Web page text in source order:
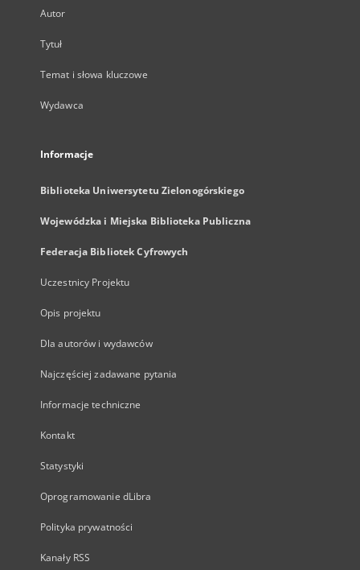
Autor
Tytuł
Temat i słowa kluczowe
Wydawca
Informacje
Biblioteka Uniwersytetu Zielonogórskiego
Wojewódzka i Miejska Biblioteka Publiczna
Federacja Bibliotek Cyfrowych
Uczestnicy Projektu
Opis projektu
Dla autorów i wydawców
Najczęściej zadawane pytania
Informacje techniczne
Kontakt
Statystyki
Oprogramowanie dLibra
Polityka prywatności
Kanały RSS